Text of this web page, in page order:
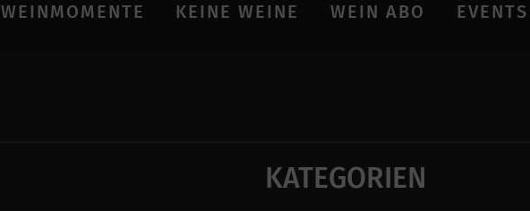
WEINMOMENTE KEINE WEINE WEIN ABO EVENTS
KATEGORIEN